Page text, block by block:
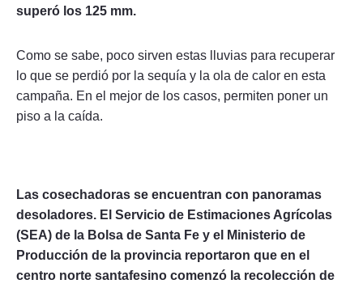
superó los 125 mm.
Como se sabe, poco sirven estas lluvias para recuperar
lo que se perdió por la sequía y la ola de calor en esta
campaña. En el mejor de los casos, permiten poner un
piso a la caída.
Las cosechadoras se encuentran con panoramas
desoladores. El Servicio de Estimaciones Agrícolas
(SEA) de la Bolsa de Santa Fe y el Ministerio de
Producción de la provincia reportaron que en el
centro norte santafesino comenzó la recolección de